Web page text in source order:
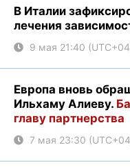
В Италии
лечения
9 мая 21:40
Европа вновь
Ильхаму Алиеву.
главу партнерства
7 мая 23:30